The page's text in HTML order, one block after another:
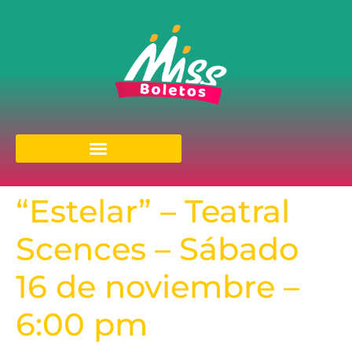
“Estelar” – Teatral
Scences – Sábado
16 de noviembre –
6:00 pm